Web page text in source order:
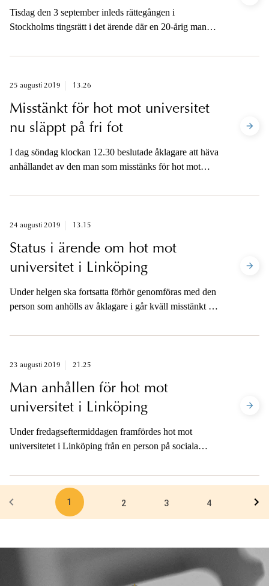
Tisdag den 3 september inleds rättegången i
Stockholms tingsrätt i det ärende där en 20-årig man
En polis är åtalad för vållande till annans död alternativt
Efter att hela rättegången är avslutad kommer åklagaren
åklagaren några kommentarer.
25 augusti 2019 13.26
Misstänkt för hot mot universitet
nu släppt på fri fot
I dag söndag klockan 12.30 beslutade åklagare att häva
anhållandet av den man som misstänks för hot mot
misstänkt för grovt olaga hot och otillåten affischering.
24 augusti 2019 13.15
Status i ärende om hot mot
universitet i Linköping
Under helgen ska fortsatta förhör genomföras med den
person som anhölls av åklagare i går kväll misstänkt för
universitetet i Linköping. Även andra sedvanliga
23 augusti 2019 21.25
Man anhållen för hot mot
universitet i Linköping
Under fredagseftermiddagen framfördes hot mot
universitetet i Linköping från en person på sociala
1 2 3 4